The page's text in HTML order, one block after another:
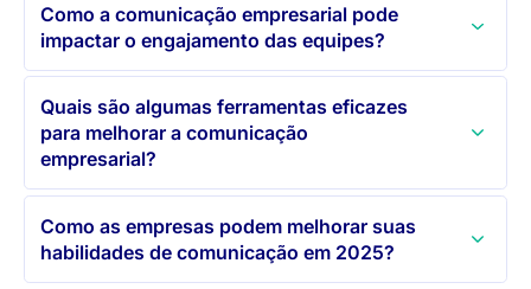
Como a comunicação empresarial pode
impactar o engajamento das equipes?
Quais são algumas ferramentas eficazes
para melhorar a comunicação
empresarial?
Como as empresas podem melhorar suas
habilidades de comunicação em 2025?